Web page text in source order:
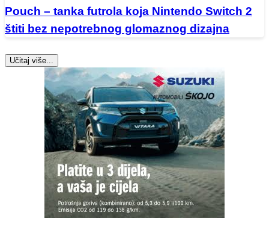
Pouch – tanka futrola koja Nintendo Switch 2
štiti bez nepotrebnog glomaznog dizajna
Učitaj više...